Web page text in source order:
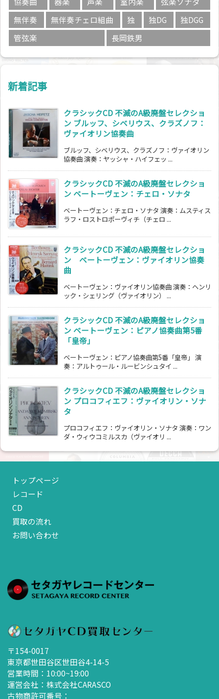
無伴奏
無伴奏チェロ組曲 独 独DG
独DGG
管弦楽
長岡鉄男
新着記事
クラシックCD 不滅のA級廃盤セレクショ
ン ブルッフ、シベリウス、クラズノフ：
ヴァイオリン協奏曲
ブルッフ、シベリウス、クラズノフ：ヴァイオリン
協奏曲 演奏：ヤッシャ・ハイフェッ ...
クラシックCD 不滅のA級廃盤セレクショ
ン ベートーヴェン：チェロ・ソナタ
ベートーヴェン：チェロ・ソナタ 演奏：ムスティス
ラフ・ロストロポーヴィチ（チェロ ...
クラシックCD 不滅のA級廃盤セレクショ
ン ベートーヴェン：ヴァイオリン協奏
曲
ベートーヴェン：ヴァイオリン協奏曲 演奏：ヘンリ
ック・シェリング（ヴァイオリン） ...
クラシックCD 不滅のA級廃盤セレクショ
ン ベートーヴェン：ピアノ協奏曲第5番
「皇帝」
ベートーヴェン：ピアノ協奏曲第5番「皇帝」 演
奏：アルトゥール・ルービンシュタイ ...
クラシックCD 不滅のA級廃盤セレクショ
ン プロコフィエフ：ヴァイオリン・ソナ
タ
プロコフィエフ：ヴァイオリン・ソナタ 演奏：ワン
ダ・ウィウコミルスカ（ヴァイオリ ...
トップページ
レコード
CD
買取の流れ
お問い合わせ
〒154-0017
東京都世田谷区世田谷4-14-5
営業時間：10:00~19:00
運営会社：株式会社CARASCO
古物商許可番号：